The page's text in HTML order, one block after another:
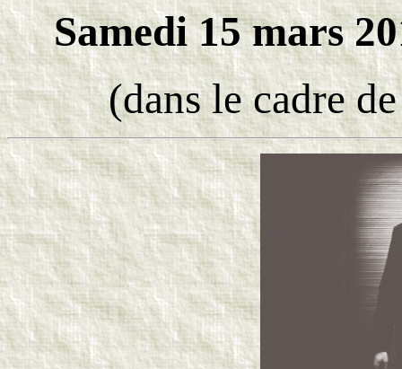
Samedi 15 mars
(dans le cadre